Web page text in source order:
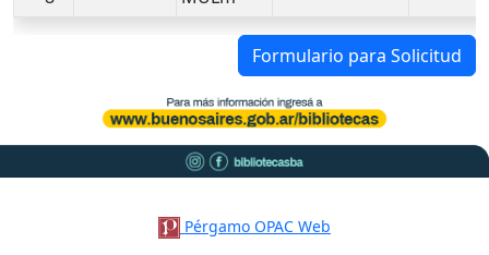
Formulario para Solicitud
Pérgamo OPAC Web